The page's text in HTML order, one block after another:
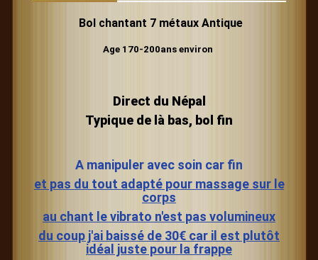
Bol chantant 7 métaux Antique
Age 170-200ans environ
Direct du Népal
Typique de là bas, bol fin
A manipuler avec soin car fin
et pas du tout adapté pour massage sur le
corps
au chant le vibrato n'est pas volumineux
du coup j'ai baissé de 30€ car il est plutôt
idéal juste pour la frappe